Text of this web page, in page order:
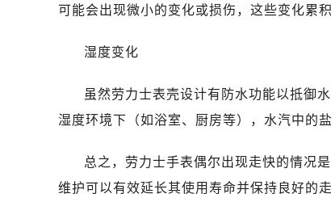
可能会出现微小的变化或损伤，这些变化累
湿度变化
虽然劳力士表壳设计有防水功能以抵御
湿度环境下（如浴室、厨房等），水汽中的
总之，劳力士手表偶尔出现走快的情况
维护可以有效延长其使用寿命并保持良好的走